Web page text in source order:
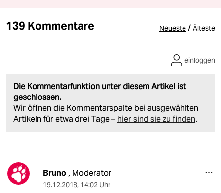
139 Kommentare Neueste / Älteste
Die Kommentarfunktion unter diesem Artikel ist
geschlossen.
Wir öffnen die Kommentarspalte bei ausgewählten
Artikeln für etwa drei Tage – hier sind sie zu finden.
einloggen
Bruno, Moderator
19.12.2018, 14:02 Uhr